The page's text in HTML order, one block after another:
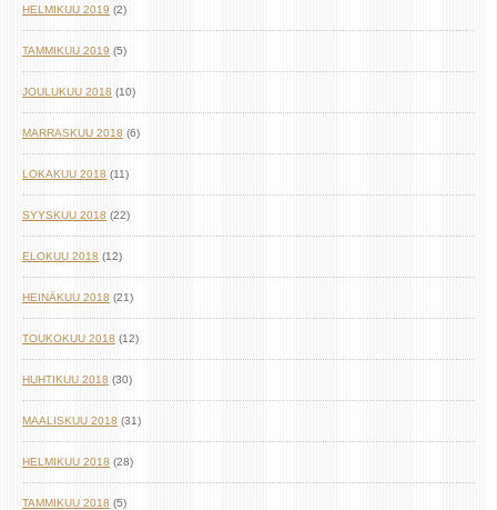
HELMIKUU 2019 (2)
TAMMIKUU 2019 (5)
JOULUKUU 2018 (10)
MARRASKUU 2018 (6)
LOKAKUU 2018 (11)
SYYSKUU 2018 (22)
ELOKUU 2018 (12)
HEINÄKUU 2018 (21)
TOUKOKUU 2018 (12)
HUHTIKUU 2018 (30)
MAALISKUU 2018 (31)
HELMIKUU 2018 (28)
TAMMIKUU 2018 (5)